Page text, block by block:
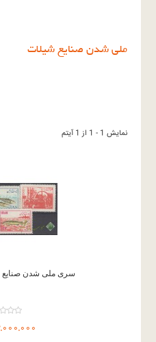
ملی شدن صنایع شیلات
نمایش 1 - 1 از 1 آیتم
سری ملی شدن صنایع
23,000,000